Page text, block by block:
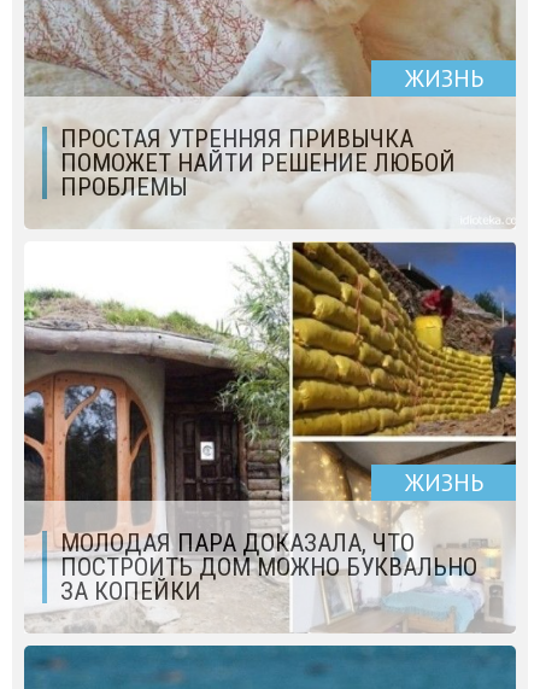
ЖИЗНЬ
ПРОСТАЯ УТРЕННЯЯ ПРИВЫЧКА
ПОМОЖЕТ НАЙТИ РЕШЕНИЕ ЛЮБОЙ
ПРОБЛЕМЫ
ЖИЗНЬ
МОЛОДАЯ ПАРА ДОКАЗАЛА, ЧТО
ПОСТРОИТЬ ДОМ МОЖНО БУКВАЛЬНО
ЗА КОПЕЙКИ